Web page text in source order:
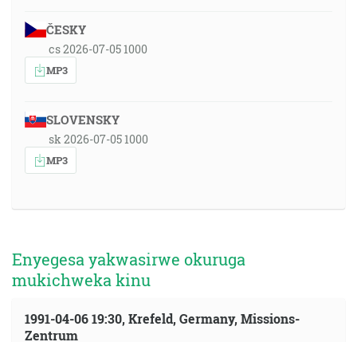
ČESKY
cs 2026-07-05 1000
MP3
SLOVENSKY
sk 2026-07-05 1000
MP3
Enyegesa yakwasirwe okuruga
mukichweka kinu
1991-04-06 19:30, Krefeld, Germany, Missions-
Zentrum